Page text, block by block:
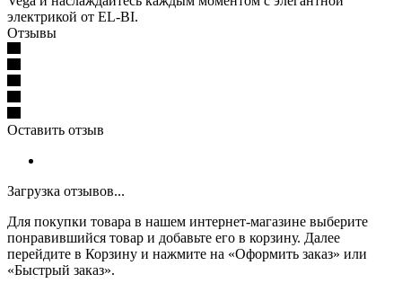
электрикой от EL-BI.
Отзывы
Оставить отзыв
Загрузка отзывов...
Для покупки товара в нашем интернет-магазине выберите
понравившийся товар и добавьте его в корзину. Далее
перейдите в Корзину и нажмите на «Оформить заказ» или
«Быстрый заказ».